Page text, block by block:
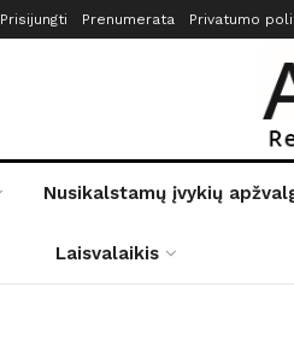
Prisijungti Prenumerata Privatumo
Nusikalstamų įvykių
Laisvalaikis